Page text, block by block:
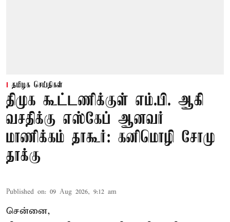
தமிழக செய்திகள்
திமுக கூட்டணிக்குள் எம்.பி. ஆகி
வசதிக்கு எஸ்கேப் ஆனவர்
மாணிக்கம் தாகூர்: கனிமொழி சோமு
தாக்கு
Published on: 09 Aug 2026, 9:12 am
சென்னை,